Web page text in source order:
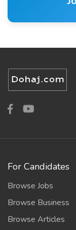
For Candidates
Browse Jobs
Browse Business
Browse Articles